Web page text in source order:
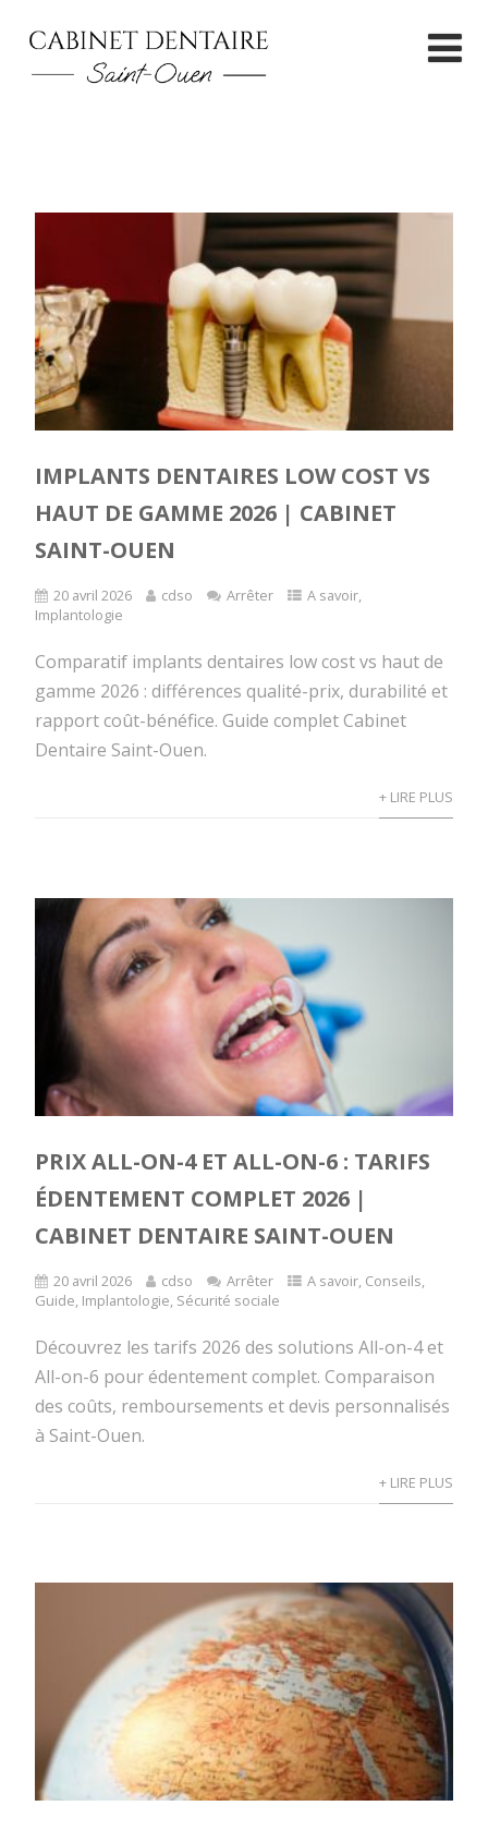
IMPLANTS DENTAIRES LOW COST VS
HAUT DE GAMME 2026 | CABINET
SAINT-OUEN
20 avril 2026 cdso Arrêter A savoir,
Implantologie
Comparatif implants dentaires low cost vs haut de
gamme 2026 : différences qualité-prix, durabilité et
rapport coût-bénéfice. Guide complet Cabinet
Dentaire Saint-Ouen.
+ LIRE PLUS
PRIX ALL-ON-4 ET ALL-ON-6 : TARIFS
ÉDENTEMENT COMPLET 2026 |
CABINET DENTAIRE SAINT-OUEN
20 avril 2026 cdso Arrêter A savoir, Conseils,
Guide, Implantologie, Sécurité sociale
Découvrez les tarifs 2026 des solutions All-on-4 et
All-on-6 pour édentement complet. Comparaison
des coûts, remboursements et devis personnalisés
à Saint-Ouen.
+ LIRE PLUS